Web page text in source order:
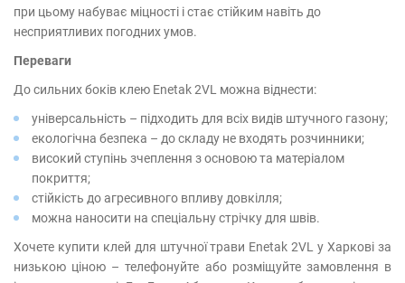
при цьому набуває міцності і стає стійким навіть до
несприятливих погодних умов.
Переваги
До сильних боків клею Enetak 2VL можна віднести:
універсальність – підходить для всіх видів штучного газону;
екологічна безпека – до складу не входять розчинники;
високий ступінь зчеплення з основою та матеріалом
покриття;
стійкість до агресивного впливу довкілля;
можна наносити на спеціальну стрічку для швів.
Хочете купити клей для штучної трави Enetak 2VL у Харкові за
низькою ціною – телефонуйте або розміщуйте замовлення в